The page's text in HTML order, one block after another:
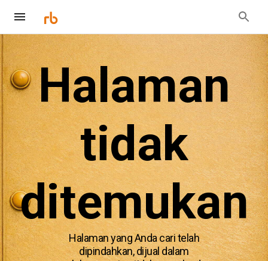
Halaman
tidak
ditemukan
Halaman yang Anda cari telah
dipindahkan, dijual dalam